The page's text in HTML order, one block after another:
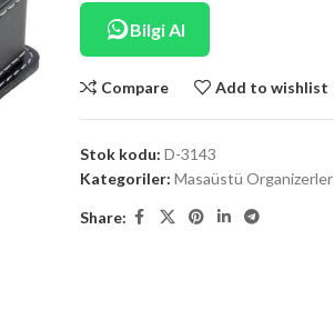
Bilgi Al
Compare Add to wishlist
Stok kodu: D-3143
Kategoriler: Masaüstü Organizerler
Share: